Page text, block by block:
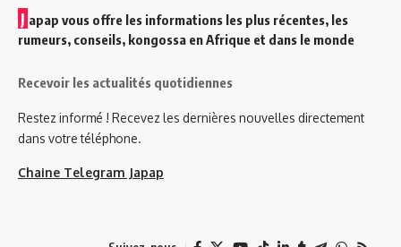
J apap vous offre les informations les plus récentes, les
rumeurs, conseils, kongossa en Afrique et dans le monde
Recevoir les actualités quotidiennes
Restez informé ! Recevez les dernières nouvelles directement
dans votre téléphone.
Chaine Telegram Japap